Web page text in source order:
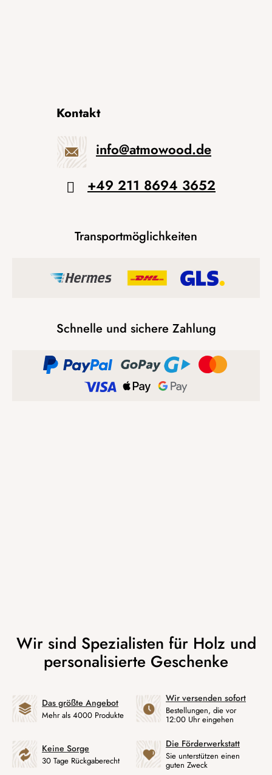
Kontakt
info@atmowood.de
+49 211 8694 3652
Transportmöglichkeiten
Schnelle und sichere Zahlung
Das größte Angebot
Mehr als 4000 Produkte
Wir versenden sofort
Bestellungen, die vor
12:00 Uhr eingehen
Keine Sorge
30 Tage Rückgaberecht
Die Förderwerkstatt
Sie unterstützen einen
guten Zweck